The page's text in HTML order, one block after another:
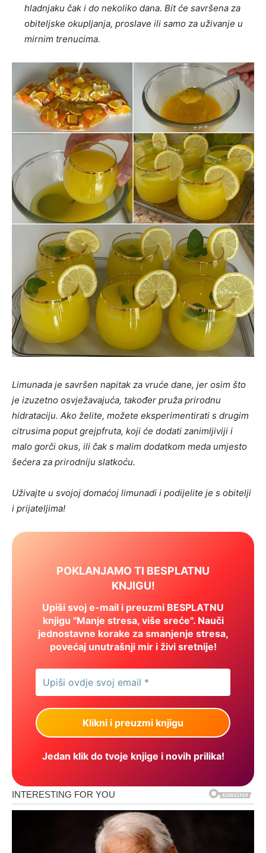
hladnjaku čak i do nekoliko dana. Bit će savršena za
obiteljske okupljanja, proslave ili samo za uživanje u
mirnim trenucima.
Limunada je savršen napitak za vruće dane, jer osim što
je izuzetno osvježavajuća, također pruža prirodnu
hidrataciju. Ako želite, možete eksperimentirati s drugim
citrusima poput grejpfruta, koji će dodati zanimljiviji i
malo gorči okus, ili čak s malim dodatkom meda umjesto
šećera za prirodniju slatkoću.
Uživajte u svojoj domaćoj limunadi i podijelite je s obitelji
i prijateljima!
POKLANJAMO TI BESPLATNU
KNJIGU!
Upiši svoj e-mail i preuzmi BESPLATNU
knjigu "Manje stresa, više sreće". Nauči
jednostavne korake za smanjenje stresa,
povećaj unutrašnji mir i živi sretnije!
Jedan klik do tvoje knjige i novih prilika!